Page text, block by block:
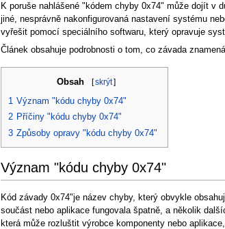
K poruše nahlášené "kódem chyby 0x74" může dojít v
jiné, nesprávně nakonfigurovaná nastavení systému
vyřešit pomocí speciálního softwaru, který opravuje
Článek obsahuje podrobnosti o tom, co závada
Obsah [skrýt]
1 Význam "kódu chyby 0x74"
2 Příčiny "kódu chyby 0x74"
3 Způsoby opravy "kódu chyby 0x74"
Význam "kódu chyby 0x74"
Kód závady 0x74"je název chyby, který obvykle
součást nebo aplikace fungovala špatně, a několik
která může rozluštit výrobce komponenty nebo
Once the download is complete, click on the